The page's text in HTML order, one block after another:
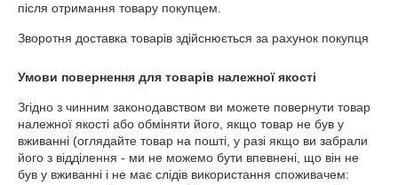
після отримання товару покупцем.
Зворотня доставка товарів здійснюється за рахунок покупця
Умови повернення для товарів належної якості
Згідно з чинним законодавством ви можете повернути товар
належної якості або обміняти його, якщо товар не був у
вживанні (оглядайте товар на пошті, у разі якщо ви забрали
його з відділення - ми не можемо бути впевнені, що він не
був у вживанні і не має слідів використання споживачем: